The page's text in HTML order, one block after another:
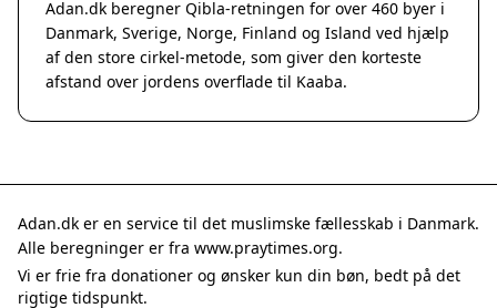
Mariager
Odder
Purhus
Rønde
Tranbjerg
Trustrup
Billund
Adan.dk beregner Qibla-retningen for over 460 byer i
Danmark, Sverige, Norge, Finland og Island ved hjælp
af den store cirkel-metode, som giver den korteste
afstand over jordens overflade til Kaaba.
Adan.dk er en service til det muslimske fællesskab i Danmark.
Alle beregninger er fra www.praytimes.org.
Vi er frie fra donationer og ønsker kun din bøn, bedt på det
rigtige tidspunkt.